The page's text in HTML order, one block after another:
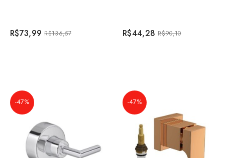
R$73,99 R$136,57 R$44,28 R$90,10
-47% -47%